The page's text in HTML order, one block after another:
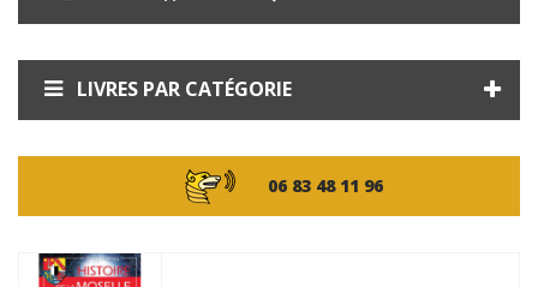
LIVRES PAR CATÉGORIE
06 83 48 11 96